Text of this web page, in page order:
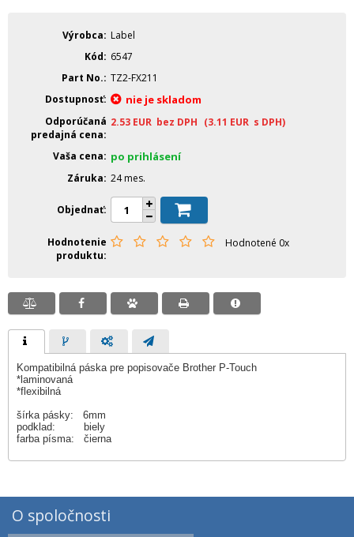
Výrobca
Label
Kód
6547
Part No. TZ2-FX211
Dostupnosť
nie je skladom
Odporúčaná
predajná cena
2.53 EUR bez DPH (3.11 EUR s DPH)
Vaša cena po prihlásení
Záruka 24 mes.
Objednať
Hodnotenie
produktu
Hodnotené 0x
Kompatibilná páska pre popisovače Brother P-Touch
*laminovaná
*flexibilná
šírka pásky: 6mm
podklad: biely
farba písma: čierna
O spoločnosti